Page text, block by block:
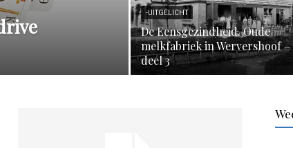
-UITGELICHT
De Eensgezindheid. Oude
melkfabriek in Wervershoof –
deel 3